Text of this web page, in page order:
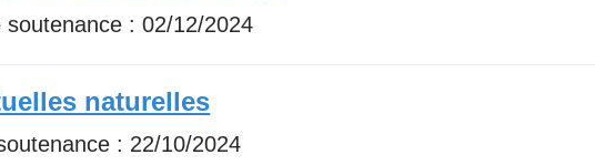
soutenance :02/12/2024
naturelles
: 22/10/2024